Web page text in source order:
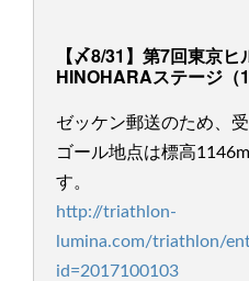
【〆8/31】第7回東京
HINOHARAステージ（
ゼッケン郵送のため、
ゴール地点は標高
す。
http://triathlon-
lumina.com/triathlon/
id=2017100103